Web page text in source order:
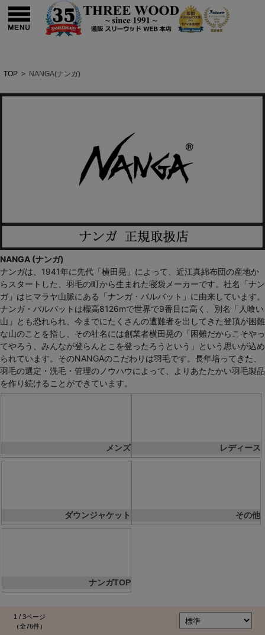
TOP > NANGA(ナンガ)
NANGA (ナンガ)
ナンガは、1941年に先代「横田晃」によって、近江真綿布団の産地か
らスタートした、羽毛の町から生まれた寝袋メーカーです。社名「ナン
ガ」はヒマラヤ山脈にある「ナンガ・パルバット」に由来しています。
ナンガ・パルバットは標高8126mで世界で9番目に高く、別名「人喰い
山」とも恐れられ、今までにたくさんの遭難者を出してきた登頂が困難
な山のことを指し、その社名には創業者横田晃の「困難だからこそやっ
てやろう、みんなが登らんとこを登ったろうという」という思いが込め
られています。そのNANGAのこだわりは羽毛です。長年培ってきた、
羽毛の選定・洗毛・管理のノウハウによって、よりあたたかい羽毛製品
を作り続けることができています。
メンズ レディース
ダウンジャケット その他
ナンガTOP
1 / 3ページ
（全76件）